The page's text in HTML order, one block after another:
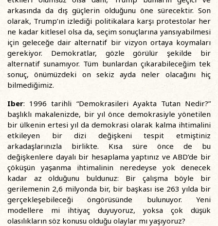
arkasında da dış güçlerin olduğunu öne sürecektir. Son
olarak, Trump’ın izlediği politikalara karşı protestolar her
ne kadar kitlesel olsa da, seçim sonuçlarına yansıyabilmesi
için geleceğe dair alternatif bir vizyon ortaya koymaları
gerekiyor. Demokratlar, gözle görülür şekilde bir
alternatif sunamıyor. Tüm bunlardan çıkarabileceğim tek
sonuç, önümüzdeki on sekiz ayda neler olacağını hiç
bilmediğimiz.
Iber: 1996 tarihli “Demokrasileri Ayakta Tutan Nedir?”
başlıklı makalenizde, bir yıl önce demokrasiyle yönetilen
bir ülkenin ertesi yıl da demokrasi olarak kalma ihtimalini
etkileyen bir dizi değişkeni tespit etmiştiniz
arkadaşlarınızla birlikte. Kısa süre önce de bu
değişkenlere dayalı bir hesaplama yaptınız ve ABD’de bir
çöküşün yaşanma ihtimalinin neredeyse yok denecek
kadar az olduğunu buldunuz: Bir çalışma böyle bir
gerilemenin 2,6 milyonda bir, bir başkası ise 263 yılda bir
gerçekleşebileceği öngörüsünde bulunuyor. Yeni
modellere mi ihtiyaç duyuyoruz, yoksa çok düşük
olasılıkların söz konusu olduğu olaylar mı yaşıyoruz?